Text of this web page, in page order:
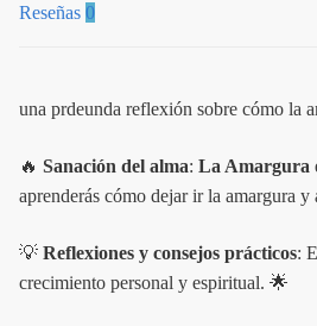
Reseñas 0
una prdeunda reflexión sobre cómo la
🔥 Sanación del alma: La Amargura
aprenderás cómo dejar ir la amargura
💡 Reflexiones y consejos prácticos:
crecimiento personal y espiritual. 🌟